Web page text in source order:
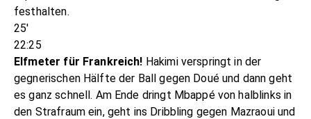
festhalten.
25'
22:25
Elfmeter für Frankreich! Hakimi verspringt in der
gegnerischen Hälfte der Ball gegen Doué und dann geht
es ganz schnell. Am Ende dringt Mbappé von halblinks in
den Strafraum ein, geht ins Dribbling gegen Mazraoui und